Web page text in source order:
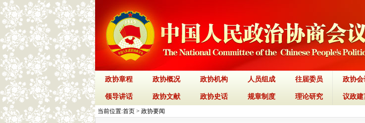
政协章程 政协概况 政协机构 人员组成 往届委员
领导讲话 政协文献 政协史话 规章制度 理论研究
政协会
议政建
当前位置:首页 > 政协要闻